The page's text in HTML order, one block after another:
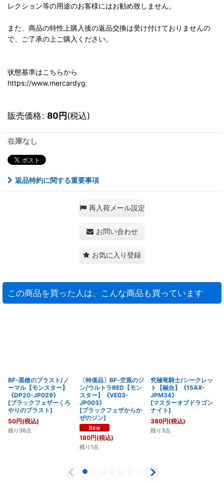
レクション等の用途のお客様にはお勧め致しません。
また、商品の特性上購入後の返品交換は受け付けておりませんの
で、ご了承の上ご購入ください。
状態基準はこちらから
https://www.mercardyg.
販売価格: 80円(税込)
在庫なし
返品特約に関する重要事項
再入荷メール設定
お問い合わせ
お気に入り登録
この商品を買った人は、こんな商品も買っています
BF-黒槍のブラスト/ノ
ーマル【モンスター】
《DP20-JP029》
[ブラックフェザーくろ
やりのブラスト]
50円(税込)
残り36点
〔特価品〕BF-空風のジ
ン/ウルトラRED【モン
スター】《VE03-
JP003》
[ブラックフェザからか
ぜのジン]
180円(税込)
残り1点
究極竜騎士/シークレッ
ト【融合】《15AX-
JPM34》
[マスターオブドラゴン
ナイト]
380円(税込)
残り3点